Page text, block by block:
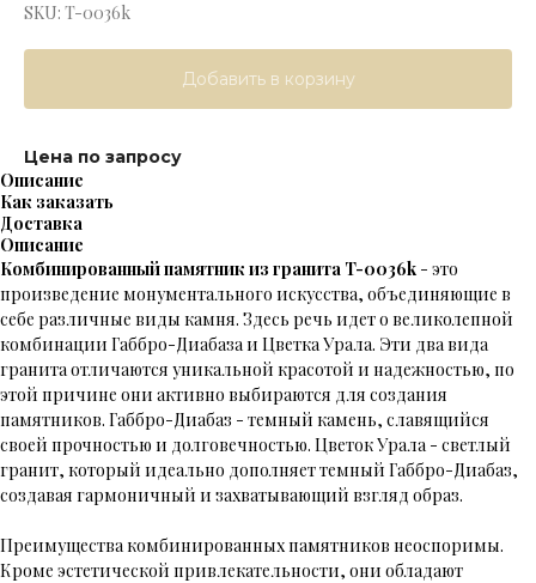
SKU: T-0036k
Добавить в корзину
Цена по запросу
Описание
Как заказать
Доставка
Описание
Комбинированный памятник из гранита T-0036k - это
произведение монументального искусства, объединяющие в
себе различные виды камня. Здесь речь идет о великолепной
комбинации Габбро-Диабаза и Цветка Урала. Эти два вида
гранита отличаются уникальной красотой и надежностью, по
этой причине они активно выбираются для создания
памятников. Габбро-Диабаз - темный камень, славящийся
своей прочностью и долговечностью. Цветок Урала - светлый
гранит, который идеально дополняет темный Габбро-Диабаз,
создавая гармоничный и захватывающий взгляд образ.
Преимущества комбинированных памятников неоспоримы.
Кроме эстетической привлекательности, они обладают